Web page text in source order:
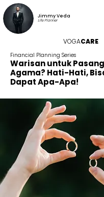
VOGACARE
Jimmy Veda
Life Planner
Financial Planning Series
Warisan untuk
Agama? Hati-Hati,
Dapat Apa-Apa!